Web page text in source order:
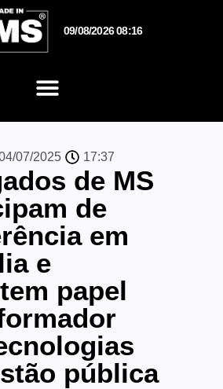
09/08/2026 08:16
07/2025 17:37
de MS
de
em
e
papel
pública